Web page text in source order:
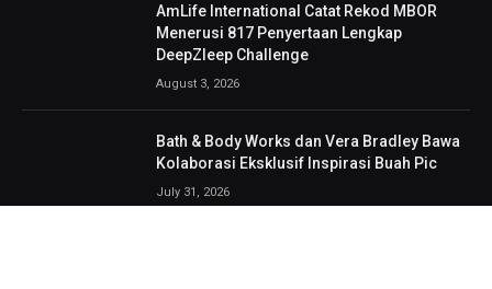
AmLife International Catat Rekod MBOR
Menerusi 817 Penyertaan Lengkap
DeepZleep Challenge
August 3, 2026
Bath & Body Works dan Vera Bradley Bawa
Kolaborasi Eksklusif Inspirasi Buah Pic
July 31, 2026